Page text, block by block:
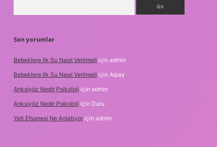
Son yorumlar
Bebeklere Ilk Su Nasıl Verilmeli için admin
Bebeklere Ilk Su Nasıl Verilmeli için Alpay
Anksiyöz Nedir Psikoloji için admin
Anksiyöz Nedir Psikoloji için Duru
Yeti Efsanesi Ne Anlatıyor için admin